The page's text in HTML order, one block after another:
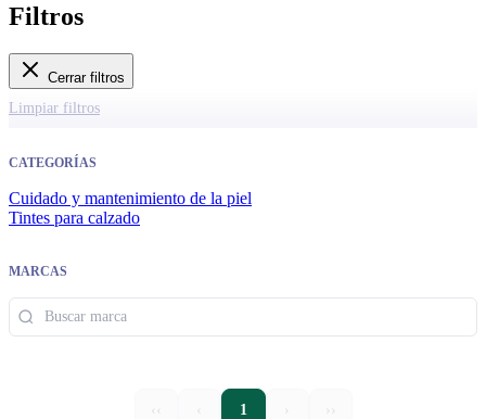
Filtros
Cerrar filtros
Limpiar filtros
CATEGORÍAS
Cuidado y mantenimiento de la piel
Tintes para calzado
MARCAS
‹‹ ‹ 1 › ››